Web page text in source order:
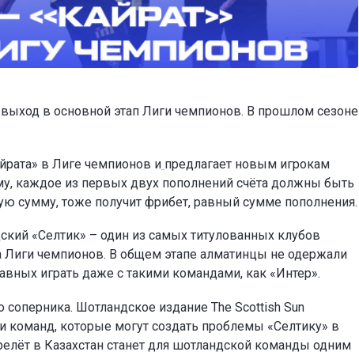
выход в основной этап Лиги чемпионов. В прошлом сезоне
в Лиге чемпионов и предлагает новым игрокам
каждое из первых двух пополнений счёта должны быть
сумму, тоже получит фрибет, равный сумме пополнения.
«Селтик» – один из самых титулованных клубов
Лиги чемпионов. В общем этапе алматинцы не одержали
играть даже с такими командами, как «Интер».
Шотландское издание The Scottish Sun
команд, которые могут создать проблемы «Селтику» в
в Казахстан станет для шотландской команды одним